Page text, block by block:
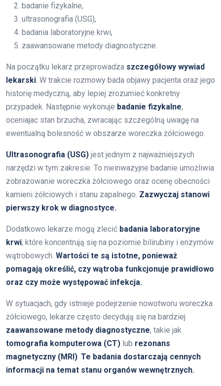
badanie fizykalne,
ultrasonografia (USG),
badania laboratoryjne krwi,
zaawansowane metody diagnostyczne.
Na początku lekarz przeprowadza szczegółowy wywiad
lekarski. W trakcie rozmowy bada objawy pacjenta oraz jego
historię medyczną, aby lepiej zrozumieć konkretny
przypadek. Następnie wykonuje badanie fizykalne,
oceniajac stan brzucha, zwracając szczególną uwagę na
ewentualną bolesność w obszarze woreczka żółciowego.
Ultrasonografia (USG) jest jednym z najważniejszych
narzędzi w tym zakresie. To nieinwazyjne badanie umożliwia
zobrazowanie woreczka żółciowego oraz ocenę obecności
kamieni żółciowych i stanu zapalnego. Zazwyczaj stanowi
pierwszy krok w diagnostyce.
Dodatkowo lekarze mogą zlecić badania laboratoryjne
krwi, które koncentrują się na poziomie bilirubiny i enzymów
wątrobowych. Wartości te są istotne, ponieważ
pomagają określić, czy wątroba funkcjonuje prawidłowo
oraz czy może występować infekcja.
W sytuacjach, gdy istnieje podejrzenie nowotworu woreczka
żółciowego, lekarze często decydują się na bardziej
zaawansowane metody diagnostyczne, takie jak
tomografia komputerowa (CT) lub rezonans
magnetyczny (MRI). Te badania dostarczają cennych
informacji na temat stanu organów wewnętrznych.